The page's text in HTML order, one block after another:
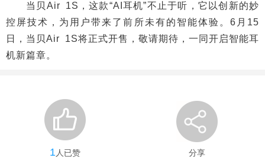
当贝Air 1S，这款“AI耳机”不止于听，它以创新的妙
控屏技术，为用户带来了前所未有的智能体验。6月15
日，当贝Air 1S将正式开售，敬请期待，一同开启智能耳
机新篇章。
1 人已赞 分享